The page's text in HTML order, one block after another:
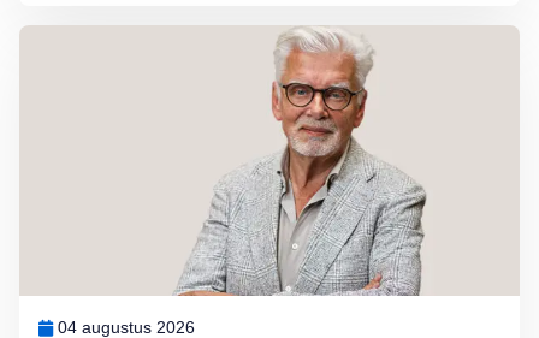
04 augustus 2026
Lees meer over Column Jan Slagter: Samen staan we sterk